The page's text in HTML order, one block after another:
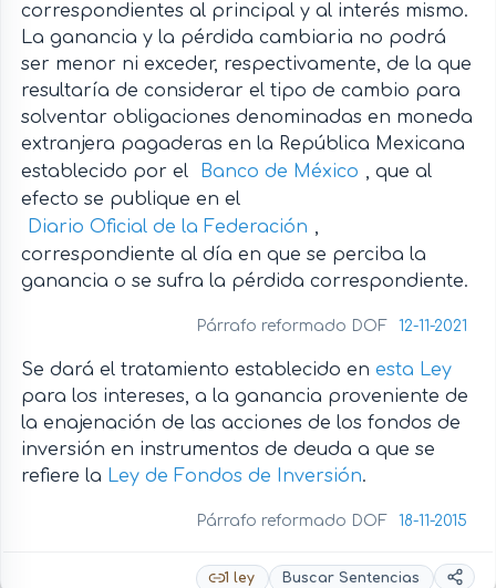
correspondientes al principal y al interés mismo.
La ganancia y la pérdida cambiaria no podrá
ser menor ni exceder, respectivamente, de la que
resultaría de considerar el tipo de cambio para
solventar obligaciones denominadas en moneda
extranjera pagaderas en la República Mexicana
establecido por el
Banco de México , que al
efecto se publique en el
Diario Oficial de la Federación ,
correspondiente al día en que se perciba la
ganancia o se sufra la pérdida correspondiente.
Párrafo reformado DOF 12-11-2021
Se dará el tratamiento establecido en esta Ley
para los intereses, a la ganancia proveniente de
la enajenación de las acciones de los fondos de
inversión en instrumentos de deuda a que se
refiere la Ley de Fondos de Inversión.
Párrafo reformado DOF 18-11-2015
1 ley Buscar Sentencias